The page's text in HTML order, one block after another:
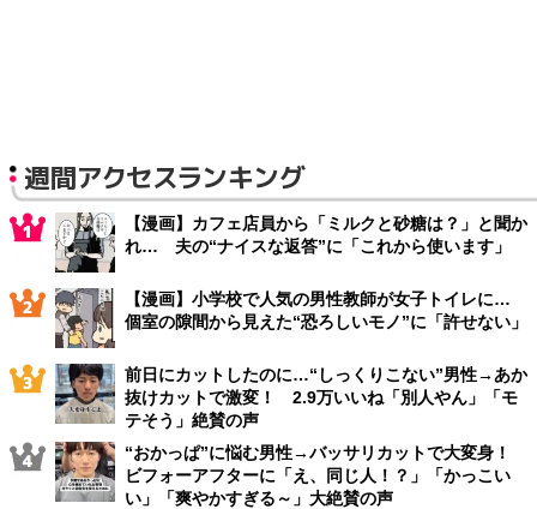
週間アクセスランキング
【漫画】カフェ店員から「ミルクと砂糖は？」と聞か
れ… 夫の“ナイスな返答”に「これから使います」
【漫画】小学校で人気の男性教師が女子トイレに…
個室の隙間から見えた“恐ろしいモノ”に「許せない」
前日にカットしたのに…“しっくりこない”男性→あか
抜けカットで激変！ 2.9万いいね「別人やん」「モ
テそう」絶賛の声
“おかっぱ”に悩む男性→バッサリカットで大変身！
ビフォーアフターに「え、同じ人！？」「かっこい
い」「爽やかすぎる～」大絶賛の声